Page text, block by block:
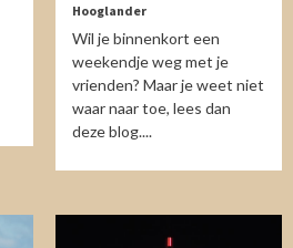
Hooglander
Wil je binnenkort een
weekendje weg met je
vrienden? Maar je weet niet
waar naar toe, lees dan
deze blog....